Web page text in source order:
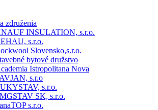
združenia
INSULATION, s.r.o.
s.r.o.
Slovensko,s.r.o.
bytové družstvo
Istropolitana Nova
s.r.o
s.r.o.
SK, s.r.o.
s.r.o.